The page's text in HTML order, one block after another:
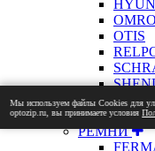
OTIS
РЕМНИ
Мы используем файлы Сookies для
optozip.ru, вы принимаете условия